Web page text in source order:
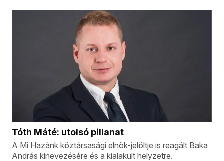
Tóth Máté: utolsó pillanat
A Mi Hazánk köztársasági elnök-jelöltje is reagált Baka
András kinevezésére és a kialakult helyzetre.